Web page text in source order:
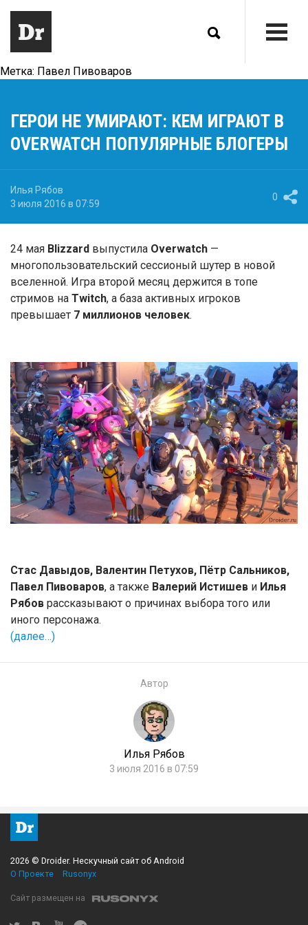
Метка: Павел Пивоваров
ГЕРОИ НЕ УМИРАЮТ: КЕМ ИГРАЮТ В
OVERWATCH ПОПУЛЯРНЫЕ БЛОГЕРЫ
Илья Рябов
3 июля 2016 в 07:59
0
24 мая Blizzard выпустила Overwatch —
многопользовательский сессионый шутер в новой
вселенной. Игра второй месяц держится в топе
стримов на Twitch, а база активных игроков
превышает 7 миллионов человек.
Стас Давыдов, Валентин Петухов, Пётр Сальников,
Павел Пивоваров, а также Валерий Истишев и Илья
Рябов рассказывают о причинах выбора того или
иного персонажа.
(далее…)
Автор
Илья Рябов
3 июля 2016 в 07:59
2026 © Droider. Нескучный сайт об Android
О Проекте
Rusonyx
Сайт размещен на